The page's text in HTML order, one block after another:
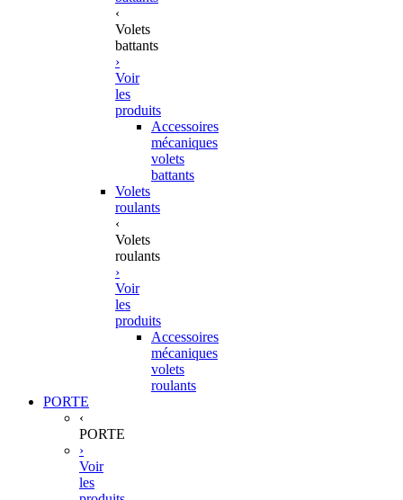
‹
Volets
battants
›
Voir
les
produits
Accessoires
mécaniques
volets
battants
Volets
roulants
‹
Volets
roulants
›
Voir
les
produits
Accessoires
mécaniques
volets
roulants
PORTE
‹
PORTE
›
Voir
les